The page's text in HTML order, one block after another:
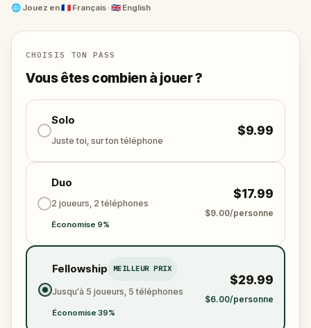
jeunes rebelles à libérer leurs camarades capturés.
Promène-toi dans Montpellier comme jamais
auparavant - découvre des coins cachés, mets ton
esprit à l'épreuve et sens l'histoire prendre vie. C'est
plus qu'un jeu : c'est un voyage de mémoire, de
courage et de connexion.
Amène tes amis ou ta famille, et laisse chaque pas
raconter une histoire qui mérite d'être rappelée.
🌐 Jouez en🇫🇷 Français · 🇬🇧 English
CHOISIS TON PASS
Vous êtes combien à jouer ?
Solo
Juste toi, sur ton téléphone
$9.99
Duo
2 joueurs, 2 téléphones
Économise 9%
$17.99
$9.00/personne
Fellowship MEILLEUR PRIX
Jusqu'à 5 joueurs, 5 téléphones
Économise 39%
$29.99
$6.00/personne